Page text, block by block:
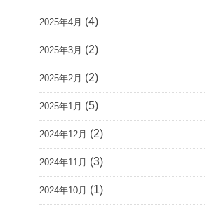
2025年4月 (4)
2025年3月 (2)
2025年2月 (2)
2025年1月 (5)
2024年12月 (2)
2024年11月 (3)
2024年10月 (1)